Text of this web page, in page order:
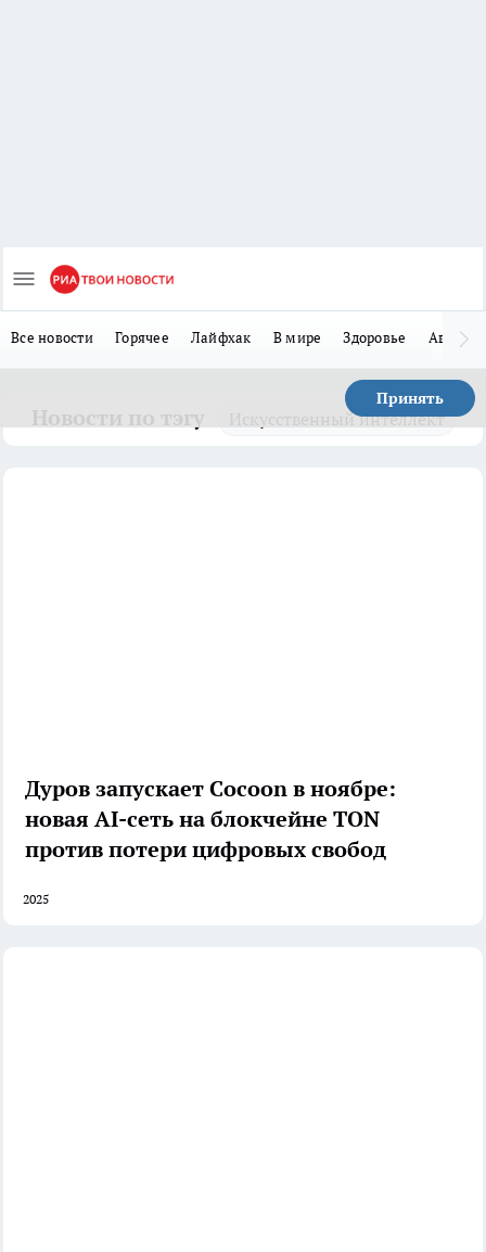
Все новости Горячее Лайфхак В мире Здоровье Авто
Принять
Искусственный интеллект
Дуров запускает Cocoon в ноябре:
новая AI-сеть на блокчейне TON
против потери цифровых свобод
2025